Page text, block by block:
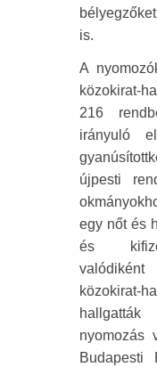
is.
A
közokirat-
216
irányuló
újpesti
egy nőt és
és
nyomozás
Budapesti